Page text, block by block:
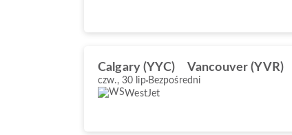
Calgary (YYC) Vancouver (YVR)
czw., 30 lip Bezpośredni
WestJet